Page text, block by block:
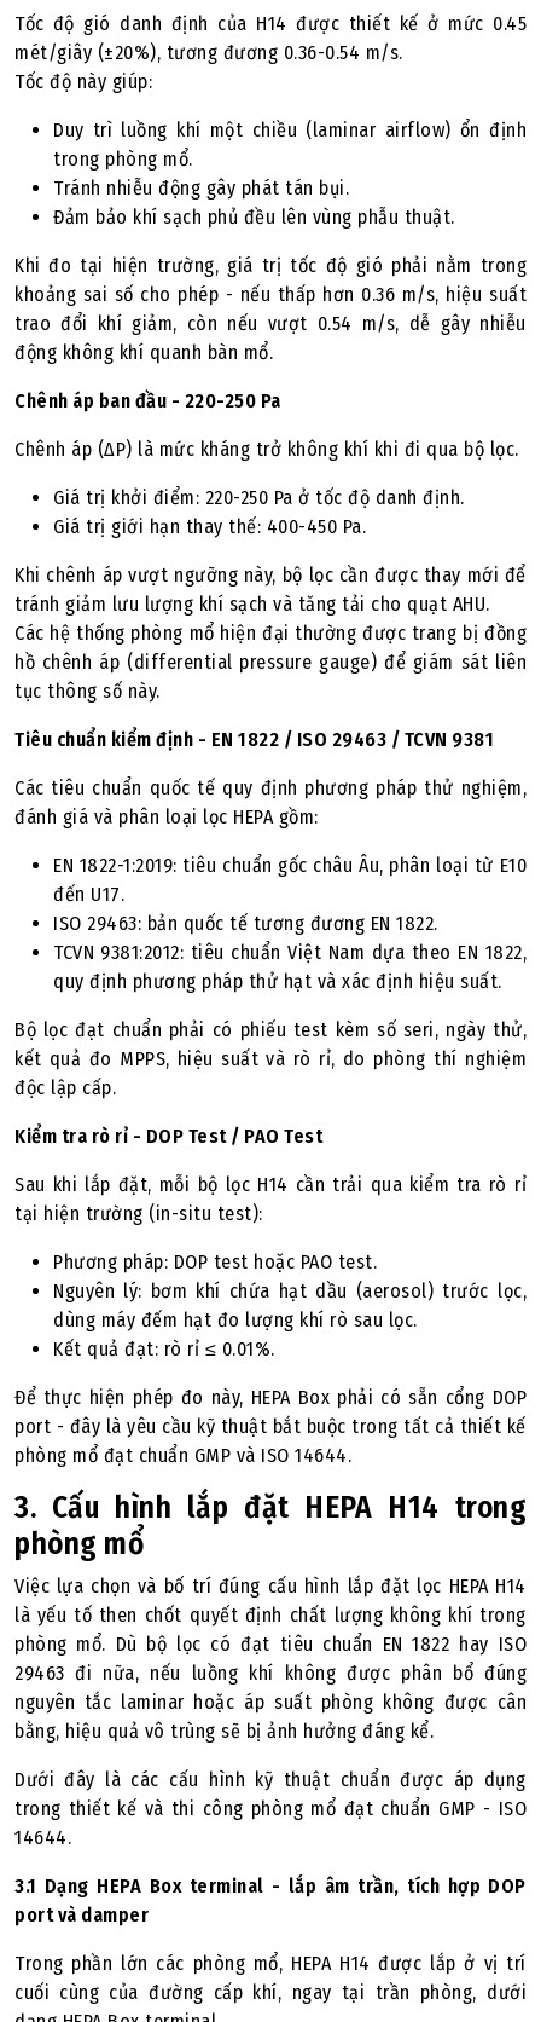
Tốc độ gió danh định của H14 được thiết kế ở mức 0.45
mét/giây (±20%), tương đương 0.36-0.54 m/s.
Tốc độ này giúp:
Duy trì luồng khí một chiều (laminar airflow) ổn định
trong phòng mổ.
Tránh nhiễu động gây phát tán bụi.
Đảm bảo khí sạch phủ đều lên vùng phẫu thuật.
Khi đo tại hiện trường, giá trị tốc độ gió phải nằm trong
khoảng sai số cho phép - nếu thấp hơn 0.36 m/s, hiệu suất
trao đổi khí giảm, còn nếu vượt 0.54 m/s, dễ gây nhiễu
động không khí quanh bàn mổ.
Chênh áp ban đầu - 220-250 Pa
Chênh áp (ΔP) là mức kháng trở không khí khi đi qua bộ lọc.
Giá trị khởi điểm: 220-250 Pa ở tốc độ danh định.
Giá trị giới hạn thay thế: 400-450 Pa.
Khi chênh áp vượt ngưỡng này, bộ lọc cần được thay mới để
tránh giảm lưu lượng khí sạch và tăng tải cho quạt AHU.
Các hệ thống phòng mổ hiện đại thường được trang bị đồng
hồ chênh áp (differential pressure gauge) để giám sát liên
tục thông số này.
Tiêu chuẩn kiểm định - EN 1822 / ISO 29463 / TCVN 9381
Các tiêu chuẩn quốc tế quy định phương pháp thử nghiệm,
đánh giá và phân loại lọc HEPA gồm:
EN 1822-1:2019: tiêu chuẩn gốc châu Âu, phân loại từ E10
đến U17.
ISO 29463: bản quốc tế tương đương EN 1822.
TCVN 9381:2012: tiêu chuẩn Việt Nam dựa theo EN 1822,
quy định phương pháp thử hạt và xác định hiệu suất.
Bộ lọc đạt chuẩn phải có phiếu test kèm số seri, ngày thử,
kết quả đo MPPS, hiệu suất và rò rỉ, do phòng thí nghiệm
độc lập cấp.
Kiểm tra rò rỉ - DOP Test / PAO Test
Sau khi lắp đặt, mỗi bộ lọc H14 cần trải qua kiểm tra rò rỉ
tại hiện trường (in-situ test):
Phương pháp: DOP test hoặc PAO test.
Nguyên lý: bơm khí chứa hạt dầu (aerosol) trước lọc,
dùng máy đếm hạt đo lượng khí rò sau lọc.
Kết quả đạt: rò rỉ ≤ 0.01%.
Để thực hiện phép đo này, HEPA Box phải có sẵn cổng DOP
port - đây là yêu cầu kỹ thuật bắt buộc trong tất cả thiết kế
phòng mổ đạt chuẩn GMP và ISO 14644.
3. Cấu hình lắp đặt HEPA H14 trong
phòng mổ
Việc lựa chọn và bố trí đúng cấu hình lắp đặt lọc HEPA H14
là yếu tố then chốt quyết định chất lượng không khí trong
phòng mổ. Dù bộ lọc có đạt tiêu chuẩn EN 1822 hay ISO
29463 đi nữa, nếu luồng khí không được phân bổ đúng
nguyên tắc laminar hoặc áp suất phòng không được cân
bằng, hiệu quả vô trùng sẽ bị ảnh hưởng đáng kể.
Dưới đây là các cấu hình kỹ thuật chuẩn được áp dụng
trong thiết kế và thi công phòng mổ đạt chuẩn GMP - ISO
14644.
3.1 Dạng HEPA Box terminal - lắp âm trần, tích hợp DOP
port và damper
Trong phần lớn các phòng mổ, HEPA H14 được lắp ở vị trí
cuối cùng của đường cấp khí, ngay tại trần phòng, dưới